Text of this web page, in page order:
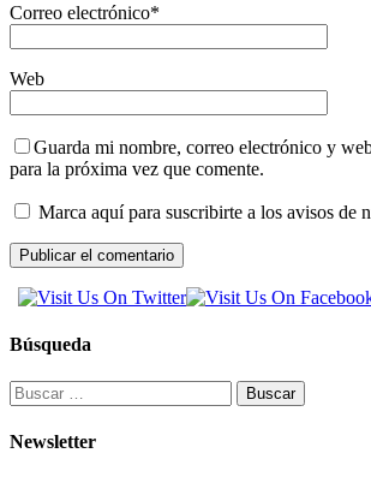
Correo electrónico*
Web
Guarda mi nombre, correo electrónico y
para la próxima vez que comente.
Marca aquí para suscribirte a los avisos de
Búsqueda
Buscar:
Newsletter